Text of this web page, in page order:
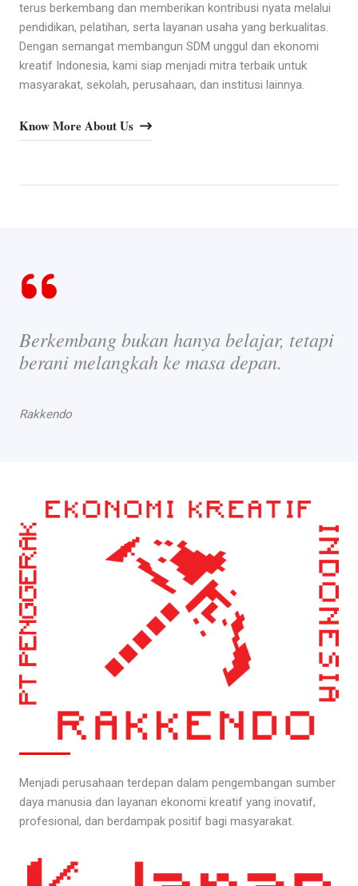
terus berkembang dan memberikan kontribusi nyata melalui
pendidikan, pelatihan, serta layanan usaha yang berkualitas.
Dengan semangat membangun SDM unggul dan ekonomi
kreatif Indonesia, kami siap menjadi mitra terbaik untuk
masyarakat, sekolah, perusahaan, dan institusi lainnya.
Know More About Us
Berkembang bukan hanya belajar, tetapi
berani melangkah ke masa depan.
Rakkendo
Menjadi perusahaan terdepan dalam pengembangan sumber
daya manusia dan layanan ekonomi kreatif yang inovatif,
profesional, dan berdampak positif bagi masyarakat.